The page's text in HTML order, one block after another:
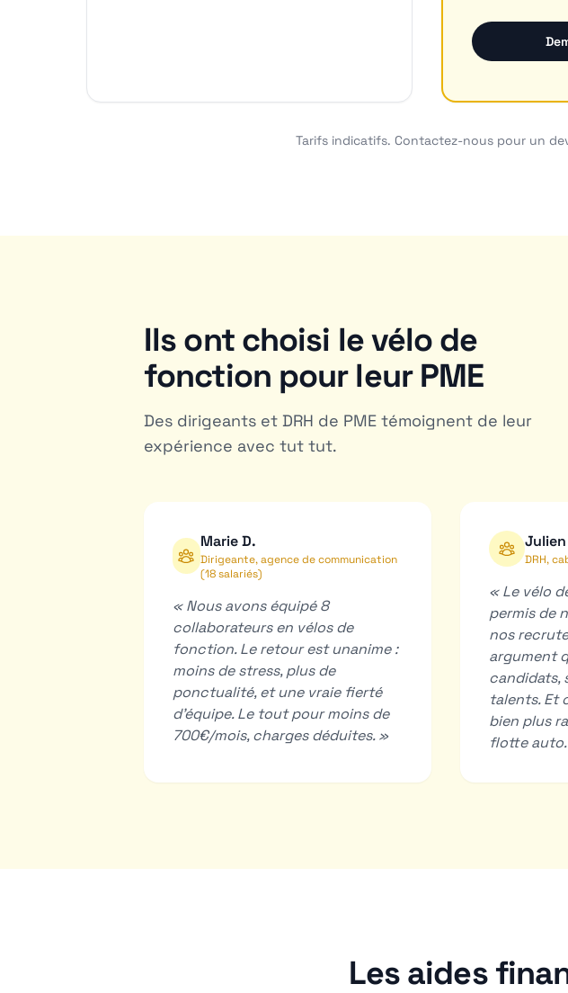
Tarifs indicatifs. Contactez-nous pour un
Ils ont choisi le vélo de
fonction pour leur PME
Des dirigeants et DRH de PME témoignent de leur
expérience avec tut tut.
Marie D.
Dirigeante, agence de communication
(18 salariés)
«Nous avons équipé 8
collaborateurs en vélos de
fonction. Le retour est unanime :
moins de stress, plus de
ponctualité, et une vraie fierté
d'équipe. Le tout pour moins de
700€/mois, charges déduites.»
Julien
DRH,
«Le vélo
permis de
nos
argument
candidats,
talents. Et
bien plus
flotte auto.
Les aides